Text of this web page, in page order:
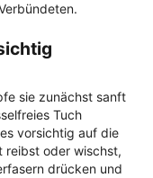
sie zunächst sanft
Tuch
vorsichtig auf die
reibst oder wischst,
drücken und